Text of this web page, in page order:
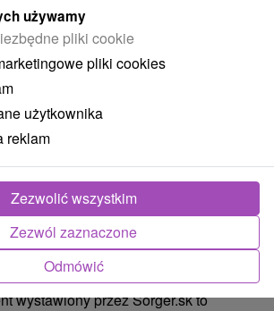
iw jakiej wysokości możesz
rekreacyjny od pracodawcy?
dodatek rekreacyjny
im dodatek rekreacyjny
się przyczynić pracodawca i do czego
składkę na rekreację za
PYTANIA:
zwrotu kosztów, jeśli wykupię
wystawiony przez Sorger.sk to
używamy
pliki cookie
pliki cookies
użytkownika
reklam
Odmówić
Zezwól zaznaczone
Zezwolić wszystkim